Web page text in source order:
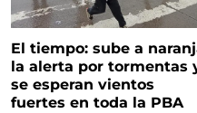
El tiempo: sube a
la alerta por tormentas
se esperan vientos
fuertes en toda la PBA